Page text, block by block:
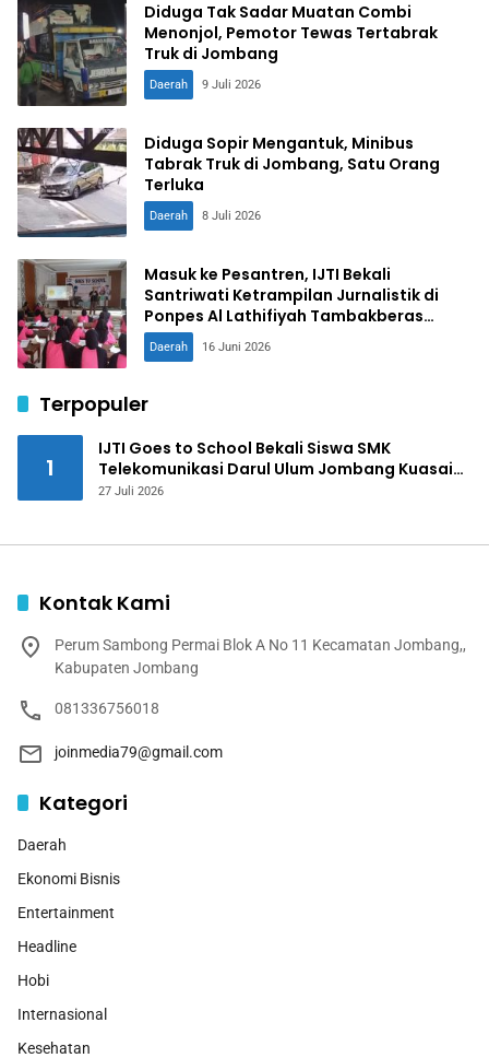
Diduga Tak Sadar Muatan Combi
Menonjol, Pemotor Tewas Tertabrak
Truk di Jombang
Daerah 9 Juli 2026
Diduga Sopir Mengantuk, Minibus
Tabrak Truk di Jombang, Satu Orang
Terluka
Daerah 8 Juli 2026
Masuk ke Pesantren, IJTI Bekali
Santriwati Ketrampilan Jurnalistik di
Ponpes Al Lathifiyah Tambakberas
Jombang
Daerah 16 Juni 2026
Terpopuler
1
IJTI Goes to School Bekali Siswa SMK
Telekomunikasi Darul Ulum Jombang Kuasai
Jurnalistik Digital
27 Juli 2026
Kontak Kami
Perum Sambong Permai Blok A No 11 Kecamatan Jombang,,
Kabupaten Jombang
081336756018
joinmedia79@gmail.com
Kategori
Daerah
Ekonomi Bisnis
Entertainment
Headline
Hobi
Internasional
Kesehatan